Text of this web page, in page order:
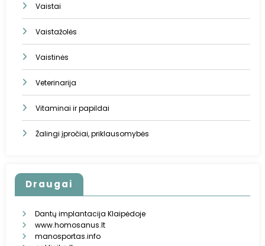
Vaistai
Vaistažolės
Vaistinės
Veterinarija
Vitaminai ir papildai
Žalingi įpročiai, priklausomybės
Draugai
Dantų implantacija Klaipėdoje
www.homosanus.lt
manosportas.info